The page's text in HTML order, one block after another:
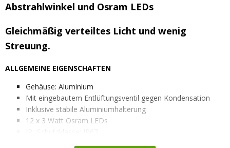
Abstrahlwinkel und Osram LEDs
Gleichmäßig verteiltes Licht und wenig
Streuung.
ALLGEMEINE EIGENSCHAFTEN
Gehäuse: Aluminium
Mit eingebautem Entlüftungsventil gegen Kondensation
Inklusive stabile Aluminiumhalterung
12 x 3 Watt Osram LEDs